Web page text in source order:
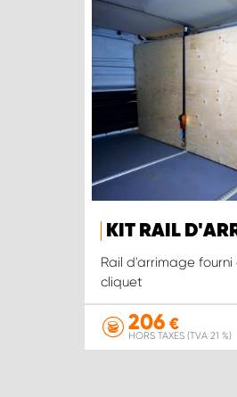
KIT RAIL
Rail d'arrimage
cliquet
206 €
HORS TAXES (TVA 21 %)